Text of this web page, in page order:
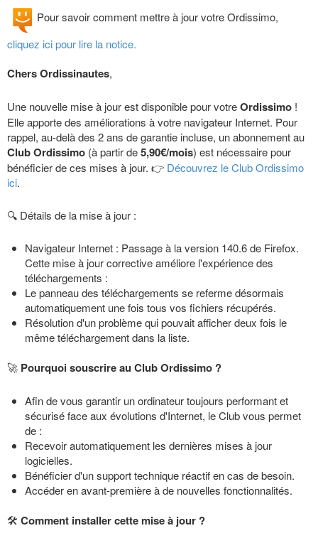
Pour savoir comment mettre à jour votre Ordissimo,
cliquez ici pour lire la notice.
Chers Ordissinautes,
Une nouvelle mise à jour est disponible pour votreOrdissimo !
Elle apporte des améliorations à votre navigateur Internet. Pour
rappel, au-delà des 2 ans de garantie incluse, un abonnement au
ClubOrdissimo (à partir de5,90€/mois) est nécessaire pour
bénéficier de ces mises à jour. 👉 Découvrez le Club Ordissimo
ici.
🔍 Détails de la mise à jour :
Navigateur Internet : Passage à la version 140.6 de Firefox.
Cette mise à jour corrective améliore l'expérience des
téléchargements :
Le panneau des téléchargements se referme désormais
automatiquement une fois tous vos fichiers récupérés.
Résolution d'un problème qui pouvait afficher deux fois le
même téléchargement dans la liste.
🚀 Pourquoi souscrire au Club Ordissimo ?
Afin de vous garantir un ordinateur toujours performant et
sécurisé face aux évolutions d'Internet, le Club vous permet
de :
Recevoir automatiquement les dernières mises à jour
logicielles.
Bénéficier d'un support technique réactif en cas de besoin.
Accéder en avant-première à de nouvelles fonctionnalités.
🛠️ Comment installer cette mise à jour ?